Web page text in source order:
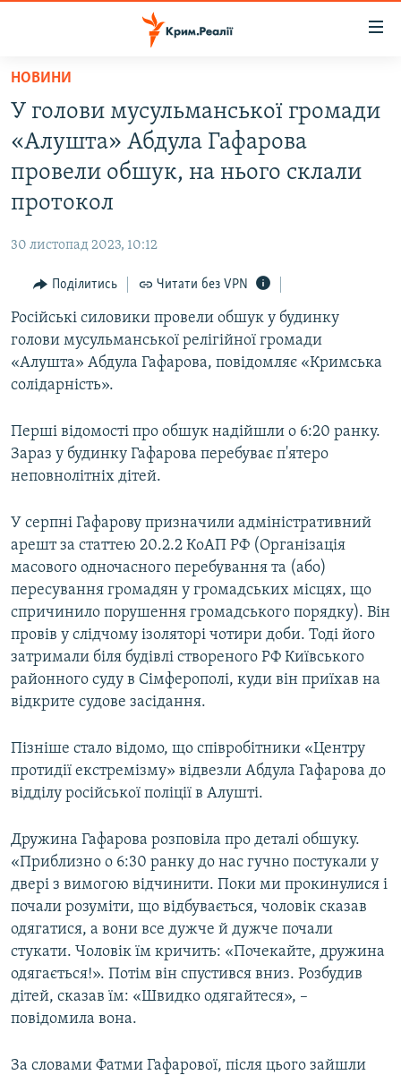
Перейти
основного
матеріалу
Перейти
до
основної
Перейти
пошуку
ВІДЕО ТА ФОТО
ІНТЕРВ'Ю
ВСЕ ЗА ДЕНЬ
СПЕЦПРОЕКТИ
ДЕПОРТАЦІЯ
СВІДЧЕННЯ ОКУПАЦІЇ
УКРАЇНСЬКА ПРОБЛЕМА КРИМУ
ІНФОГРАФІКА
ЯК ОБІЙТИ БЛОКУВАННЯ
Русский
Qırımtatar
Усі сайти RFE/RL
НОВИНИ
У голови мусульманської громади
«Алушта» Абдула Гафарова
провели обшук, на нього склали
протокол
30 листопад 2023, 10:12
Поділитись Читати без VPN
Російські силовики провели обшук у будинку
голови мусульманської релігійної громади
«Алушта» Абдула Гафарова, повідомляє «Кримська
солідарність».
Перші відомості про обшук надійшли о 6:20 ранку.
Зараз у будинку Гафарова перебуває п'ятеро
неповнолітніх дітей.
У серпні Гафарову призначили адміністративний
арешт за статтею 20.2.2 КоАП РФ (Організація
масового одночасного перебування та (або)
пересування громадян у громадських місцях, що
спричинило порушення громадського порядку). Він
провів у слідчому ізоляторі чотири доби. Тоді його
затримали біля будівлі створеного РФ Київського
районного суду в Сімферополі, куди він приїхав на
відкрите судове засідання.
Пізніше стало відомо, що співробітники «Центру
протидії екстремізму» відвезли Абдула Гафарова до
відділу російської поліції в Алушті.
Дружина Гафарова розповіла про деталі обшуку.
«Приблизно о 6:30 ранку до нас гучно постукали у
двері з вимогою відчинити. Поки ми прокинулися і
почали розуміти, що відбувається, чоловік сказав
одягатися, а вони все дужче й дужче почали
стукати. Чоловік їм кричить: «Почекайте, дружина
одягається!». Потім він спустився вниз. Розбудив
дітей, сказав їм: «Швидко одягайтеся», –
повідомила вона.
За словами Фатми Гафарової, після цього зайшли